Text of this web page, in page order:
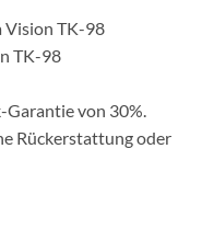
Vision TK-98
TK-98
von 30%.
Rückerstattung oder